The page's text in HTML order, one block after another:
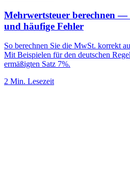
Mehrwertsteuer berechnen —
und häufige Fehler
So berechnen Sie die MwSt. korrekt
Mit Beispielen für den deutschen
ermäßigten Satz 7%.
2 Min. Lesezeit